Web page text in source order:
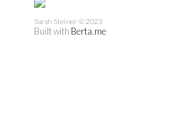
Sarah Steiner © 2023
Built with Berta.me